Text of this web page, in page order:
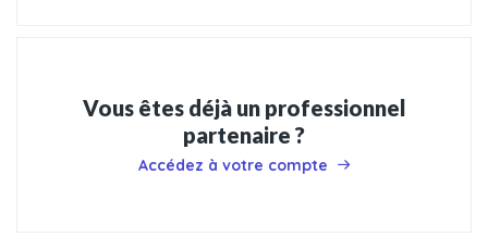
Vous êtes déjà un professionnel
partenaire ?
Accédez à votre compte